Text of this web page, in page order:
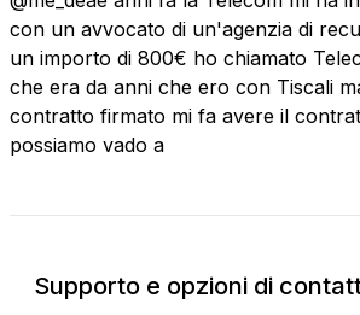
con un avvocato di un'agenzia di
un importo di 800€ ho chiamato
che era da anni che ero con Tiscali
contratto firmato mi fa avere il
possiamo vado a
Supporto e opzioni di